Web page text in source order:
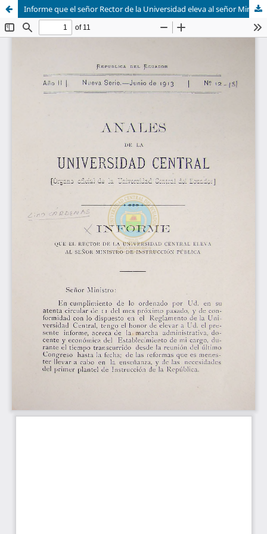
Informe que el señor Rector de la Universidad eleva al señor Ministro de Instrucción pública